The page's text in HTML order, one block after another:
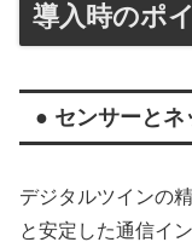
導入時のポ
● センサーとネ
デジタルツインの
と安定した通信イ